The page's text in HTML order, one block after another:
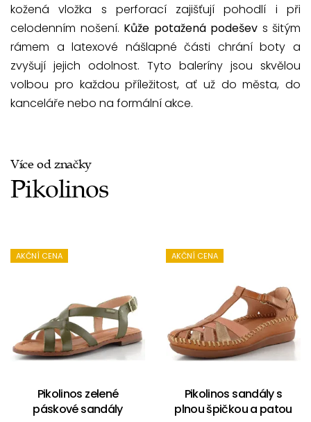
kožená vložka s perforací zajišťují pohodlí i při
celodenním nošení. Kůže potažená podešev s šitým
rámem a latexové nášlapné části chrání boty a
zvyšují jejich odolnost. Tyto baleríny jsou skvělou
volbou pro každou příležitost, ať už do města, do
kanceláře nebo na formální akce.
Více od značky
Pikolinos
AKČNÍ CENA
Pikolinos zelené
páskové sandály
AKČNÍ CENA
Pikolinos sandály s
plnou špičkou a patou